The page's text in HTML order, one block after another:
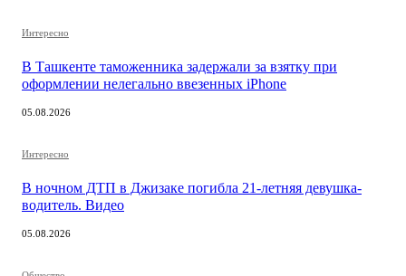
Интересно
В Ташкенте таможенника задержали за взятку при
оформлении нелегально ввезенных iPhone
05.08.2026
Интересно
В ночном ДТП в Джизаке погибла 21-летняя девушка-
водитель. Видео
05.08.2026